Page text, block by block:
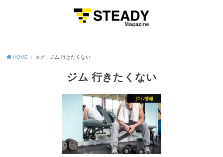
HOME タグ : ジム 行きたくない
ジム 行きたくない
ジム情報